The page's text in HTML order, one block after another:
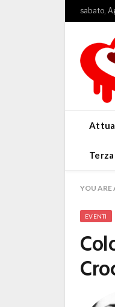
sabato,
YOU ARE
EVENTI